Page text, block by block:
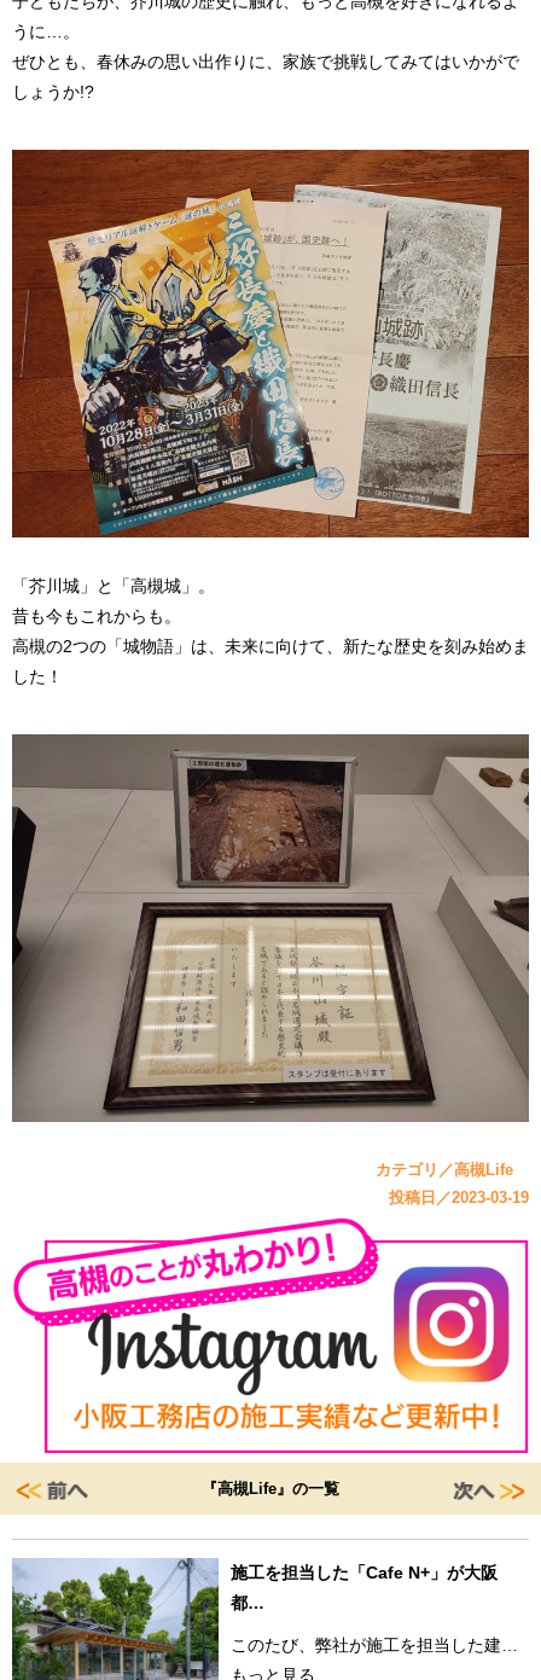
うに…。
ぜひとも、春休みの思い出作りに、家族で挑戦してみてはいかがで
しょうか!?
「芥川城」と「高槻城」。
昔も今もこれからも。
高槻の2つの「城物語」は、未来に向けて、新たな歴史を刻み始めま
した！
カテゴリ／高槻Life
投稿日／2023-03-19
『高槻Life』の一覧
施工を担当した「Cafe N+」が大阪
都…
このたび、弊社が施工を担当した建…
もっと見る